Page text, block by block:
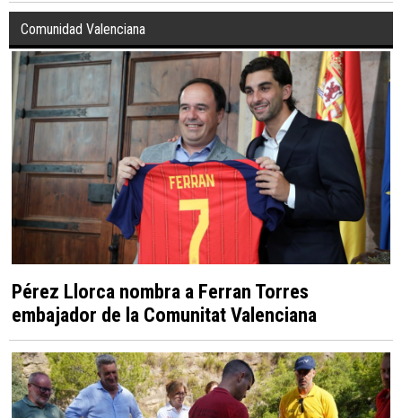
Comunidad Valenciana
Pérez Llorca nombra a Ferran Torres
embajador de la Comunitat Valenciana